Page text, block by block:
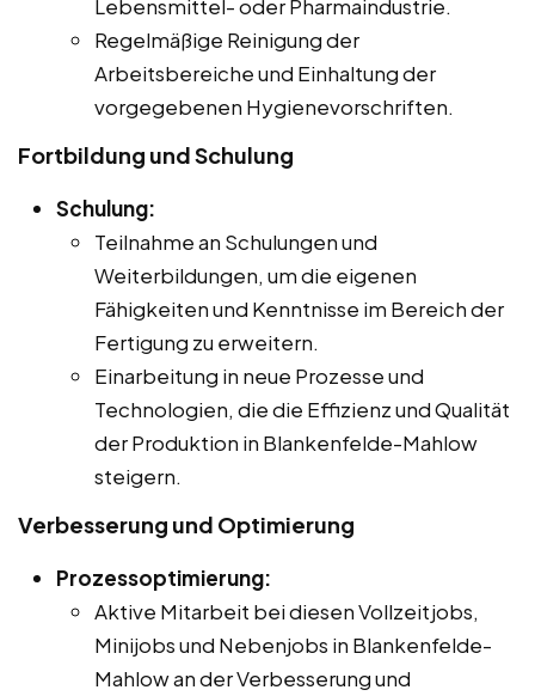
Lebensmittel- oder Pharmaindustrie.
Regelmäßige Reinigung der
Arbeitsbereiche und Einhaltung der
vorgegebenen Hygienevorschriften.
Fortbildung und Schulung
Schulung:
Teilnahme an Schulungen und
Weiterbildungen, um die eigenen
Fähigkeiten und Kenntnisse im Bereich der
Fertigung zu erweitern.
Einarbeitung in neue Prozesse und
Technologien, die die Effizienz und Qualität
der Produktion in Blankenfelde-Mahlow
steigern.
Verbesserung und Optimierung
Prozessoptimierung:
Aktive Mitarbeit bei diesen Vollzeitjobs,
Minijobs und Nebenjobs in Blankenfelde-
Mahlow an der Verbesserung und